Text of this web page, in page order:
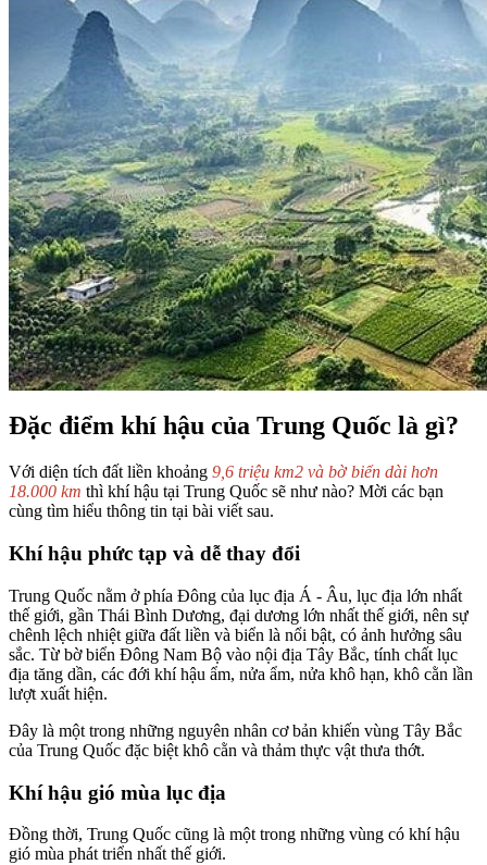
Đặc điểm khí hậu của Trung Quốc là gì?
Với diện tích đất liền khoảng 9,6 triệu km2 và bờ biển dài hơn
18.000 km thì khí hậu tại Trung Quốc sẽ như nào? Mời các bạn
cùng tìm hiểu thông tin tại bài viết sau.
Khí hậu phức tạp và dễ thay đổi
Trung Quốc nằm ở phía Đông của lục địa Á - Âu, lục địa lớn nhất
thế giới, gần Thái Bình Dương, đại dương lớn nhất thế giới, nên sự
chênh lệch nhiệt giữa đất liền và biển là nổi bật, có ảnh hưởng sâu
sắc. Từ bờ biển Đông Nam Bộ vào nội địa Tây Bắc, tính chất lục
địa tăng dần, các đới khí hậu ẩm, nửa ẩm, nửa khô hạn, khô cằn lần
lượt xuất hiện.
Đây là một trong những nguyên nhân cơ bản khiến vùng Tây Bắc
của Trung Quốc đặc biệt khô cằn và thảm thực vật thưa thớt.
Khí hậu gió mùa lục địa
Đồng thời, Trung Quốc cũng là một trong những vùng có khí hậu
gió mùa phát triển nhất thế giới.